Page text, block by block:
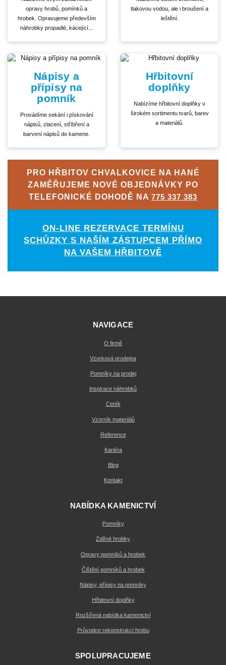
opravy hrobů, pomínků a
hrobek. Opravujeme především
náhrobky propadlé, kácející...
tlakovou vodou, ale i broušení a
leštění.
Nápisy a
přípisy na
pomník
Provádíme sekání i pískování
nápisů, zlacení, stříbření a
barvení nápisů do kamene.
Hřbitovní
doplňky
Nabízíme hřbitovní doplňky v
širokém sortimentu tvarů, barev
a materiálů.
PRO HŘBITOV CHVALKOVICE NA HANÉ
ZAMĚŘUJEME NOVÉ OBJEDNÁVKY PO
TELEFONICKÉ DOHODĚ NA 775 337 383
ON-LINE REZERVACE TERMÍNU
SCHŮZKY S NAŠÍM ZÁSTUPCEM PŘÍMO
NA VAŠEM HŘBITOVĚ
NAVIGACE
O firmě
Vzorková prodejna
Pomníky na prodej
Inspirace náhrobků
Ceník
Vzorník materiálů
Reference
Kariéra
Blog
Kontakt
NABÍDKA KAMENICTVÍ
Pomníky
Zděné hrobky
Opravy pomníků a hrobek
Čištění pomníků a hrobek
Nápisy, přípisy na pomníky
Hřbitovní doplňky
Rozšířená nabídka kamenictví
Průvodce rekonstrukcí hrobu
SPOLUPRACUJEME